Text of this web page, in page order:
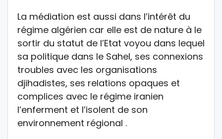
La médiation est aussi dans l’intérêt du
régime algérien car elle est de nature à le
sortir du statut de l’Etat voyou dans lequel
sa politique dans le Sahel, ses connexions
troubles avec les organisations
djihadistes, ses relations opaques et
complices avec le régime iranien
l’enferment et l’isolent de son
environnement régional .